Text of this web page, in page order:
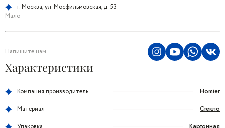
г. Москва, ул. Мосфильмовская, д. 53
Мало
Напишите нам
Характеристики
Компания производитель Homier
Материал Стекло